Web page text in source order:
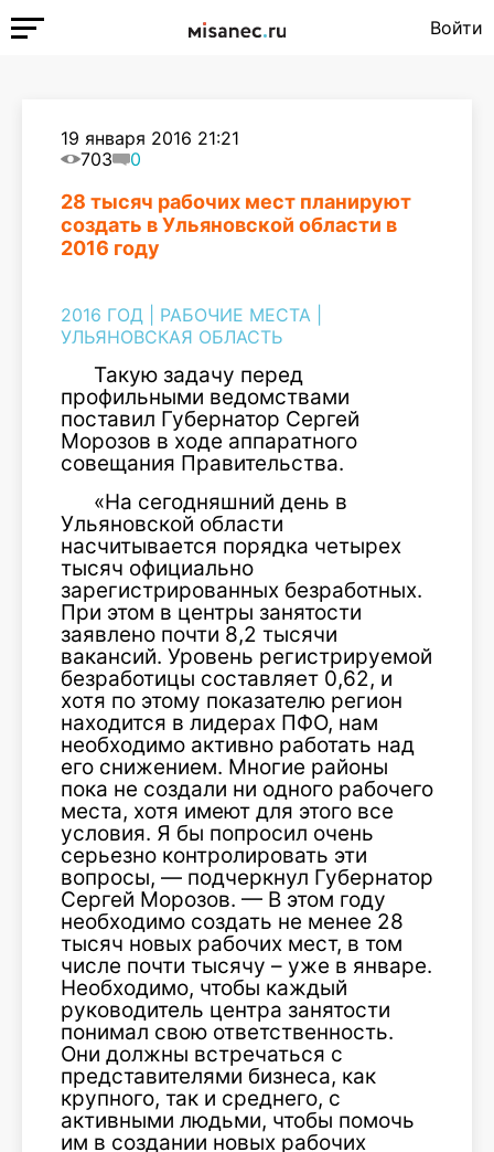
Войти
19 января 2016 21:21
703
0
28 тысяч рабочих мест планируют
создать в Ульяновской области в
2016 году
2016 ГОД РАБОЧИЕ МЕСТА
УЛЬЯНОВСКАЯ ОБЛАСТЬ
Такую задачу перед
профильными ведомствами
поставил Губернатор Сергей
Морозов в ходе аппаратного
совещания Правительства.
«На сегодняшний день в
Ульяновской области
насчитывается порядка четырех
тысяч официально
зарегистрированных безработных.
При этом в центры занятости
заявлено почти 8,2 тысячи
вакансий. Уровень регистрируемой
безработицы составляет 0,62, и
хотя по этому показателю регион
находится в лидерах ПФО, нам
необходимо активно работать над
его снижением. Многие районы
пока не создали ни одного рабочего
места, хотя имеют для этого все
условия. Я бы попросил очень
серьезно контролировать эти
вопросы, — подчеркнул Губернатор
Сергей Морозов. — В этом году
необходимо создать не менее 28
тысяч новых рабочих мест, в том
числе почти тысячу – уже в январе.
Необходимо, чтобы каждый
руководитель центра занятости
понимал свою ответственность.
Они должны встречаться с
представителями бизнеса, как
крупного, так и среднего, с
активными людьми, чтобы помочь
им в создании новых рабочих